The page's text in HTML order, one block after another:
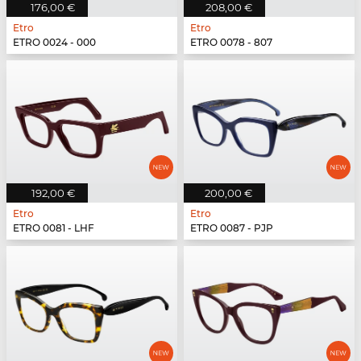
176,00 €
Etro
ETRO 0024 - 000
208,00 €
Etro
ETRO 0078 - 807
192,00 €
Etro
ETRO 0081 - LHF
200,00 €
Etro
ETRO 0087 - PJP